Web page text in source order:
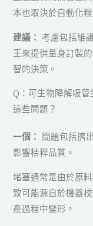
本也取決於自動化
建議： 考慮包括維
王來提供量身訂製
智的決策。
Q：可生物降解吸
這些問題？
一個： 問題包括擠
影響秸稈品質。
堵塞通常是由於原
致可能源自於機器
產過程中變形。